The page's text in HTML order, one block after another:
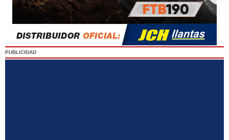
PUBLICIDAD